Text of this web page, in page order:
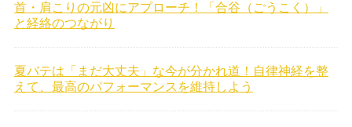
首・肩こりの元凶にアプローチ！「合谷（ごうこく）」
と経絡のつながり
夏バテは「まだ大丈夫」な今が分かれ道！自律神経を整
えて、最高のパフォーマンスを維持しよう